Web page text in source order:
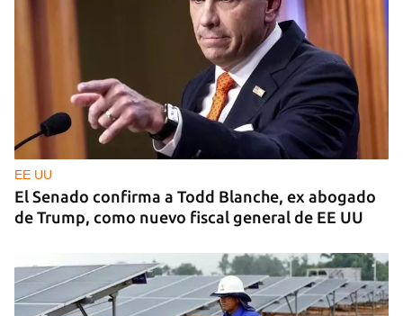
GENERACIÓN Y
Tras un breve alumbrón se volvió a ir la luz y llegó
el cacerolazo de indignación
EE UU
El Senado confirma a Todd Blanche, ex abogado
de Trump, como nuevo fiscal general de EE UU